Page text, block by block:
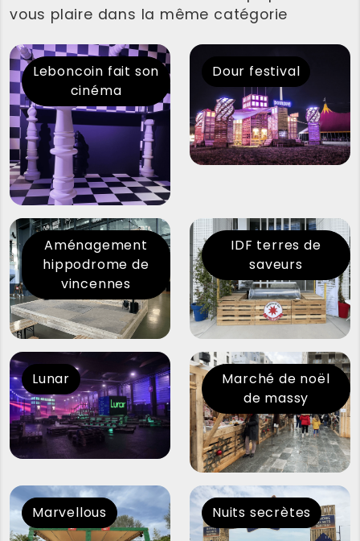
vous plaire dans la même catégorie
Leboncoin fait son
cinéma
Dour festival
Aménagement
hippodrome de
vincennes
IDF terres de
saveurs
Lunar
Marché de noël
de massy
Marvellous Nuits secrètes